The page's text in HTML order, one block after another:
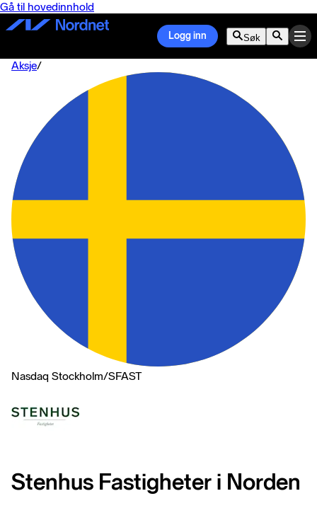
Gå til hovedinnhold
Logg inn Søk
Aksje/
Nasdaq Stockholm/SFAST
Stenhus Fastigheter i Norden